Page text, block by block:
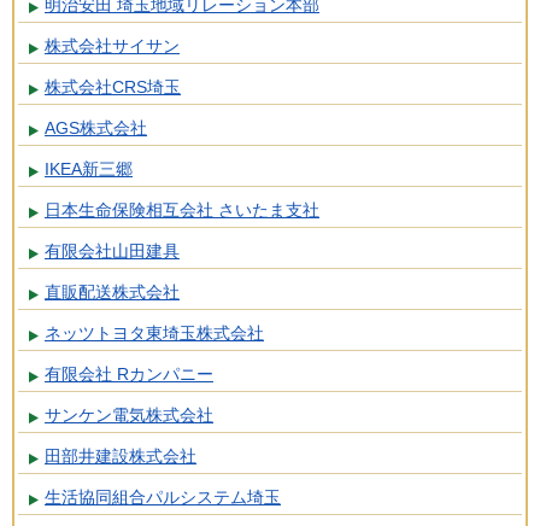
明治安田 埼玉地域リレーション本部
株式会社サイサン
株式会社CRS埼玉
AGS株式会社
IKEA新三郷
日本生命保険相互会社 さいたま支社
有限会社山田建具
直販配送株式会社
ネッツトヨタ東埼玉株式会社
有限会社 Rカンパニー
サンケン電気株式会社
田部井建設株式会社
生活協同組合パルシステム埼玉